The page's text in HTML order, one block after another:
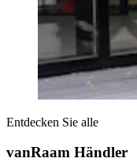
Entdecken Sie alle
vanRaam Händler